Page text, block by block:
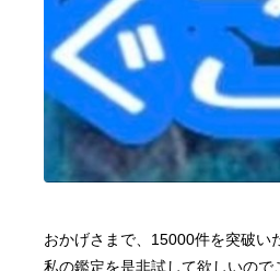
おかげさまで、15000件を突破い
私の鑑定を是非試して欲しいので